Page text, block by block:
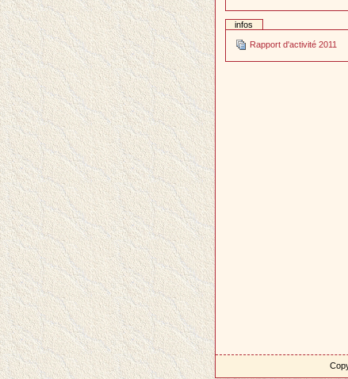
infos
Rapport d'activité 2011